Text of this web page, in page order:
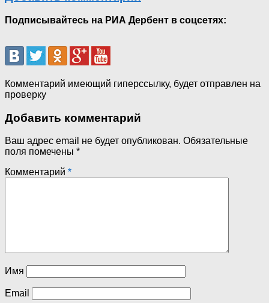
Подписывайтесь на РИА Дербент в соцсетях:
Комментарий имеющий гиперссылку, будет отправлен на
проверку
Добавить комментарий
Ваш адрес email не будет опубликован. Обязательные
поля помечены *
Комментарий *
Имя
Email